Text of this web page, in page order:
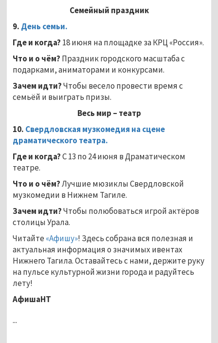
Семейный праздник
9. День семьи.
Где и когда? 18 июня на площадке за КРЦ «Россия».
Что и о чём? Праздник городского масштаба с
подарками, аниматорами и конкурсами.
Зачем идти?Чтобы весело провести время с
семьёй и выиграть призы.
Весь мир – театр
10. Свердловская музкомедия на сцене
драматического театра.
Где и когда?С 13 по 24 июня в Драматическом
театре.
Что и о чём?Лучшие мюзиклы Свердловской
музкомедии в Нижнем Тагиле.
Зачем идти?Чтобы полюбоваться игрой актёров
столицы Урала.
Читайте «Афишу»! Здесь собрана вся полезная и
актуальная информация о значимых ивентах
Нижнего Тагила. Оставайтесь с нами, держите руку
на пульсе культурной жизни города и радуйтесь
лету!
АфишаНТ
...